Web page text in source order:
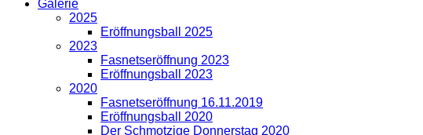
Galerie
2025
Eröffnungsball 2025
2023
Fasnetseröffnung 2023
Eröffnungsball 2023
2020
Fasnetseröffnung 16.11.2019
Eröffnungsball 2020
Der Schmotzige Donnerstag 2020